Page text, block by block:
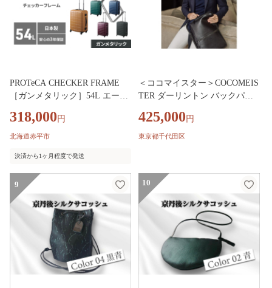
PROTeCA CHECKER FRAME
［ガンメタリック］54L エース
142（02）］ プロテカ チェッカ
ーフレーム 旅 キャリー かばん
仕様
318,000 円
北海道赤平市
決済から1ヶ月程度で発送
＜ココマイスター＞COCOMEIS
TER ダーリントン バックパッ
765245】
425,000 円
東京都千代田区
9 10